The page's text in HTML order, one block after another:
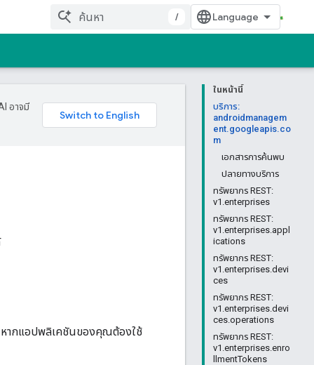
/
ในหน้านี้
บริการ:
androidmanagem
ent.googleapis.co
m
เอกสารการค้นพบ
ปลายทางบริการ
ทรัพยากร REST:
v1.enterprises
ทรัพยากร REST:
v1.enterprises.appl
ications
ทรัพยากร REST:
v1.enterprises.devi
ces
ทรัพยากร REST:
v1.enterprises.devi
ces.operations
ทรัพยากร REST:
v1.enterprises.enro
llmentTokens
อาจมี
หากแอปพลิเคชันของคุณต้องใช้